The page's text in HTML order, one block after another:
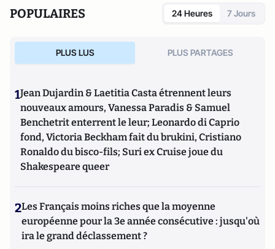
POPULAIRES 24 Heures 7 Jours
PLUS LUS PLUS PARTAGES
1Jean Dujardin & Laetitia Casta étrennent leurs
nouveaux amours, Vanessa Paradis & Samuel
Benchetrit enterrent le leur; Leonardo di Caprio
fond, Victoria Beckham fait du brukini, Cristiano
Ronaldo du bisco-fils; Suri ex Cruise joue du
Shakespeare queer
2Les Français moins riches que la moyenne
européenne pour la 3e année consécutive : jusqu'où
ira le grand déclassement ?